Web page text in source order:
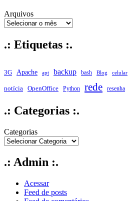
Arquivos
.: Etiquetas :.
3G Apache apt backup bash Blog celular
notícia OpenOffice Python rede resenha
.: Categorias :.
Categorias
.: Admin :.
Acessar
Feed de posts